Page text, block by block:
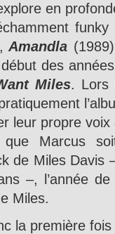
en
funky
Amandla
des
Miles. Lors
leur propre
Marcus
de Miles Davis
–, l’année
Miles.
la première